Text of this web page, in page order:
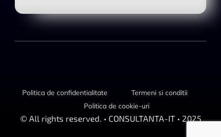
Politica de confidentialitate
Termeni si conditii
Politica de cookie-uri
© All rights reserved. • CONSULTANTA-IT • 2025